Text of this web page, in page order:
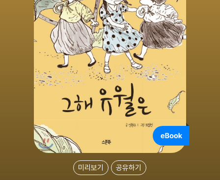
미리보기 공유하기